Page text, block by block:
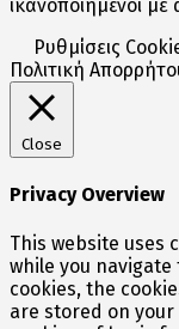
ικανοποιημένοι με
Ρυθμίσεις
Πολιτική
Close
Privacy Overview
This website uses
while you
cookies, the
are stored on